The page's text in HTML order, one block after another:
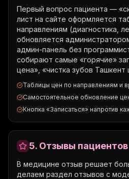
Первый вопрос пациента —
лист на сайте оформляется
направлениям (диагностика,
обновляется
админ-панель без
собирают самые «горячие»
цена», «чистка зубов Ташкент
Таблицы цен по направлениям и
Самостоятельное обновление
Кнопка «Записаться» напротив
5. Отзывы пациентов
В медицине отзыв решает
делаем раздел отзывов с